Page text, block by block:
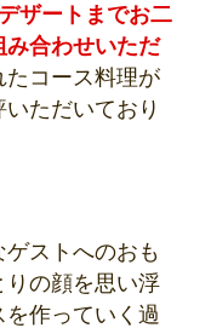
ザートまでお二
み合わせいただ
たコース料理が
ただいており
ストへのおも
りの顔を思い浮
作っていく過